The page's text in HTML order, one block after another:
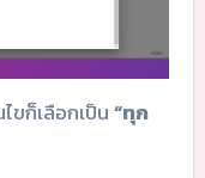
ขก็เลือกเป็น“ทุก